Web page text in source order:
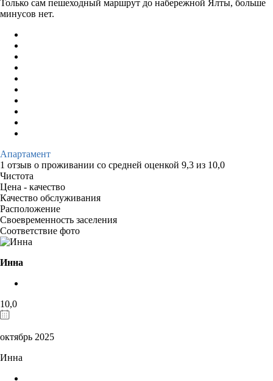
Только сам пешеходный маршрут до набережной Ялты, больше
минусов нет.
Апартамент
1 отзыв о проживании со средней оценкой 9,3 из 10,0
Чистота
Цена - качество
Качество обслуживания
Расположение
Своевременность заселения
Соответствие фото
Инна
10,0
октябрь 2025
Инна